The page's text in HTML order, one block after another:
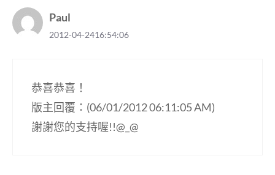
Paul
2012-04-2416:54:06
恭喜恭喜！
版主回覆：(06/01/2012 06:11:05 AM)
謝謝您的支持喔!!@_@